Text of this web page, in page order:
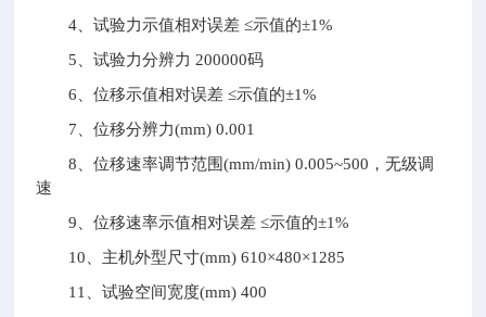
4、试验力示值相对误差 ≤示值的±1%
5、试验力分辨力 200000码
6、位移示值相对误差 ≤示值的±1%
7、位移分辨力(mm) 0.001
8、位移速率调节范围(mm/min) 0.005~500，无级调
速
9、位移速率示值相对误差 ≤示值的±1%
10、主机外型尺寸(mm) 610×480×1285
11、试验空间宽度(mm) 400